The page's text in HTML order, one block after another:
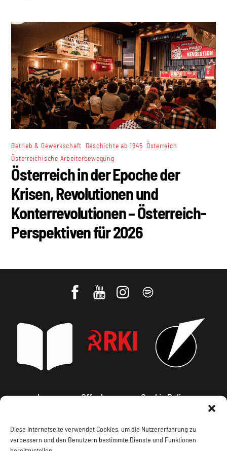
Diese Internetseite verwendet Cookies, um die Nutzererfahrung zu
verbessern und den Benutzern bestimmte Dienste und Funktionen
Betrieb & Gewerkschaft Geschichte ab 1945 Österreich
Österreichische Arbeiterbewegung
Österreich in der Epoche der
Krisen, Revolutionen und
Konterrevolutionen – Österreich-
Perspektiven für 2026
Impressum, Offenlegung Cookie Policy
Datenschutz Kontakt